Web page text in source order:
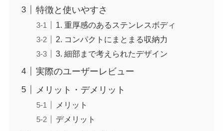
特徴と使いやすさ
1. 重厚感のあるステンレスボディ
2. コンパクトにまとまる収納力
3. 細部まで考えられたデザイン
実際のユーザーレビュー
メリット・デメリット
メリット
デメリット